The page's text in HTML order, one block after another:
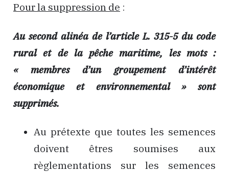
Pour la suppression de :
Au second alinéa de l’article L. 315-5 du code
rural et de la pêche maritime, les mots :
« membres d’un groupement d’intérêt
économique et environnemental » sont
supprimés.
Au prétexte que toutes les semences
doivent êtres soumises aux
règlementations sur les semences